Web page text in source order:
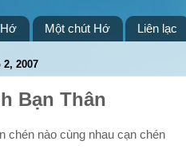
Một chút Hớ Liên lạc
2, 2007
Bạn Thân
chén nào cùng nhau cạn chén